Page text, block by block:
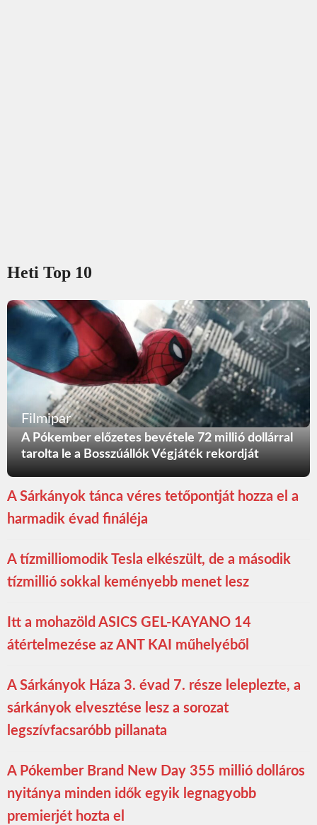
Heti Top 10
Filmipar
A Pókember előzetes bevétele 72 millió dollárral
tarolta le a Bosszúállók Végjáték rekordját
A Sárkányok tánca véres tetőpontját hozza el a
harmadik évad fináléja
A tízmilliomodik Tesla elkészült, de a második
tízmillió sokkal keményebb menet lesz
Itt a mohazöld ASICS GEL-KAYANO 14
átértelmezése az ANT KAI műhelyéből
A Sárkányok Háza 3. évad 7. része leleplezte, a
sárkányok elvesztése lesz a sorozat
legszívfacsaróbb pillanata
A Pókember Brand New Day 355 millió dolláros
nyitánya minden idők egyik legnagyobb
premierjét hozta el